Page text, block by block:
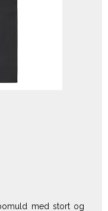
med stort og